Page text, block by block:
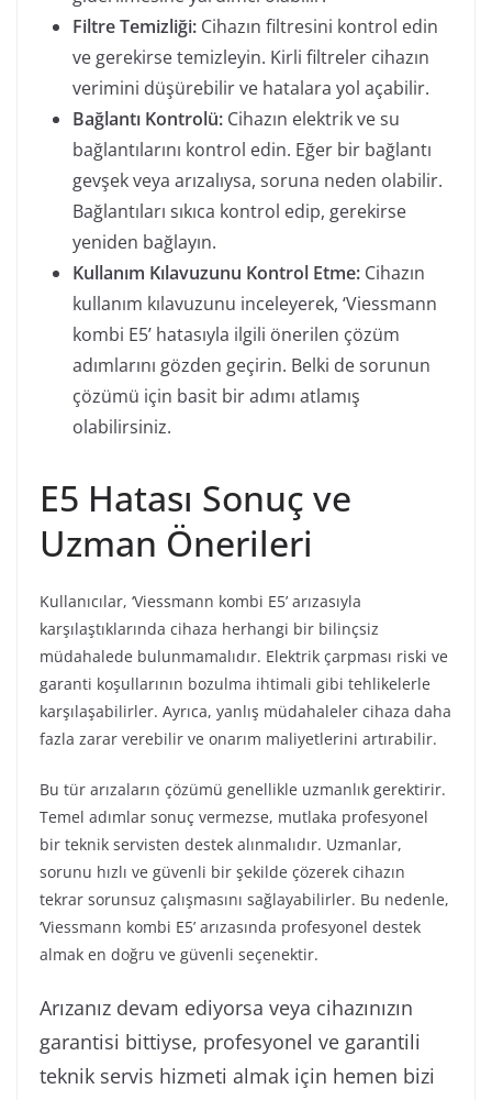
Filtre Temizliği: Cihazın filtresini kontrol edin
ve gerekirse temizleyin. Kirli filtreler cihazın
verimini düşürebilir ve hatalara yol açabilir.
Bağlantı Kontrolü: Cihazın elektrik ve su
bağlantılarını kontrol edin. Eğer bir bağlantı
gevşek veya arızalıysa, soruna neden olabilir.
Bağlantıları sıkıca kontrol edip, gerekirse
yeniden bağlayın.
Kullanım Kılavuzunu Kontrol Etme: Cihazın
kullanım kılavuzunu inceleyerek, ‘Viessmann
kombi E5’ hatasıyla ilgili önerilen çözüm
adımlarını gözden geçirin. Belki de sorunun
çözümü için basit bir adımı atlamış
olabilirsiniz.
E5 Hatası Sonuç ve
Uzman Önerileri
Kullanıcılar, ‘Viessmann kombi E5’ arızasıyla
karşılaştıklarında cihaza herhangi bir bilinçsiz
müdahalede bulunmamalıdır. Elektrik çarpması riski ve
garanti koşullarının bozulma ihtimali gibi tehlikelerle
karşılaşabilirler. Ayrıca, yanlış müdahaleler cihaza daha
fazla zarar verebilir ve onarım maliyetlerini artırabilir.
Bu tür arızaların çözümü genellikle uzmanlık gerektirir.
Temel adımlar sonuç vermezse, mutlaka profesyonel
bir teknik servisten destek alınmalıdır. Uzmanlar,
sorunu hızlı ve güvenli bir şekilde çözerek cihazın
tekrar sorunsuz çalışmasını sağlayabilirler. Bu nedenle,
‘Viessmann kombi E5’ arızasında profesyonel destek
almak en doğru ve güvenli seçenektir.
Arızanız devam ediyorsa veya cihazınızın
garantisi bittiyse, profesyonel ve garantili
teknik servis hizmeti almak için hemen bizi